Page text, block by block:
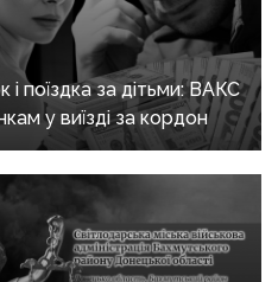
і поїздка за дітьми: ВАКС
у виїзді за кордон